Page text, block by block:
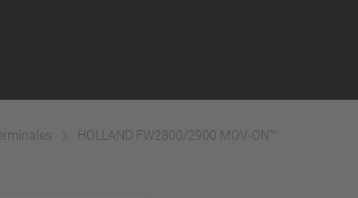
HOLLAND FW2800/2900 MOV-ON™